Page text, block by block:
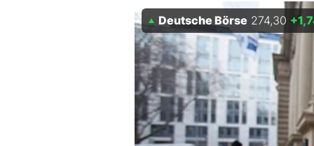
Experten
Mein B:O
Mein Konto
Deutsche Börse 274,30